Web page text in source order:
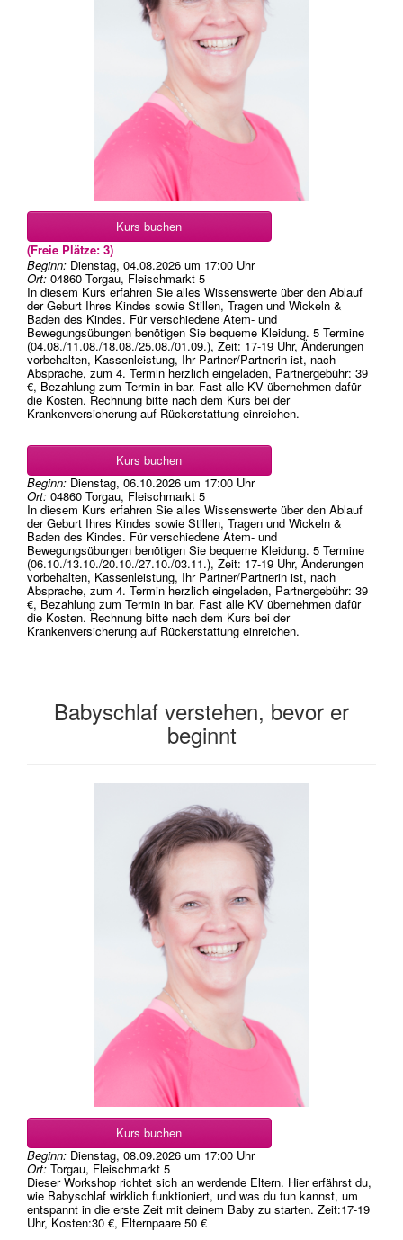
Kurs buchen
(Freie Plätze: 3)
Beginn: Dienstag, 04.08.2026 um 17:00 Uhr
Ort: 04860 Torgau, Fleischmarkt 5
In diesem Kurs erfahren Sie alles Wissenswerte über den Ablauf
der Geburt Ihres Kindes sowie Stillen, Tragen und Wickeln &
Baden des Kindes. Für verschiedene Atem- und
Bewegungsübungen benötigen Sie bequeme Kleidung. 5 Termine
(04.08./11.08./18.08./25.08./01.09.), Zeit: 17-19 Uhr, Änderungen
vorbehalten, Kassenleistung, Ihr Partner/Partnerin ist, nach
Absprache, zum 4. Termin herzlich eingeladen, Partnergebühr: 39
€, Bezahlung zum Termin in bar. Fast alle KV übernehmen dafür
die Kosten. Rechnung bitte nach dem Kurs bei der
Krankenversicherung auf Rückerstattung einreichen.
Kurs buchen
Beginn: Dienstag, 06.10.2026 um 17:00 Uhr
Ort: 04860 Torgau, Fleischmarkt 5
In diesem Kurs erfahren Sie alles Wissenswerte über den Ablauf
der Geburt Ihres Kindes sowie Stillen, Tragen und Wickeln &
Baden des Kindes. Für verschiedene Atem- und
Bewegungsübungen benötigen Sie bequeme Kleidung. 5 Termine
(06.10./13.10./20.10./27.10./03.11.), Zeit: 17-19 Uhr, Änderungen
vorbehalten, Kassenleistung, Ihr Partner/Partnerin ist, nach
Absprache, zum 4. Termin herzlich eingeladen, Partnergebühr: 39
€, Bezahlung zum Termin in bar. Fast alle KV übernehmen dafür
die Kosten. Rechnung bitte nach dem Kurs bei der
Krankenversicherung auf Rückerstattung einreichen.
Babyschlaf verstehen, bevor er
beginnt
Kurs buchen
Beginn: Dienstag, 08.09.2026 um 17:00 Uhr
Ort: Torgau, Fleischmarkt 5
Dieser Workshop richtet sich an werdende Eltern. Hier erfährst du,
wie Babyschlaf wirklich funktioniert, und was du tun kannst, um
entspannt in die erste Zeit mit deinem Baby zu starten. Zeit:17-19
Uhr, Kosten:30 €, Elternpaare 50 €